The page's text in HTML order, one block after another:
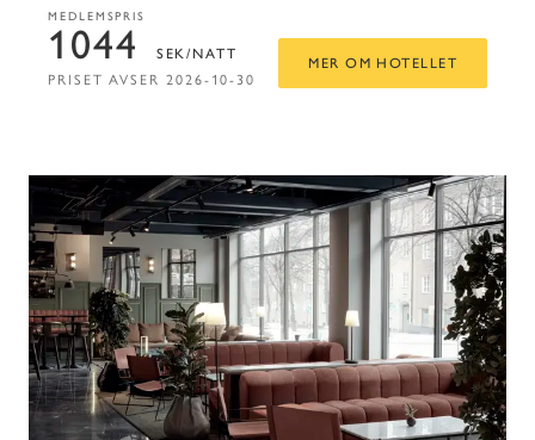
MEDLEMSPRIS
1044 SEK/NATT
PRISET AVSER 2026-10-30
MER OM HOTELLET